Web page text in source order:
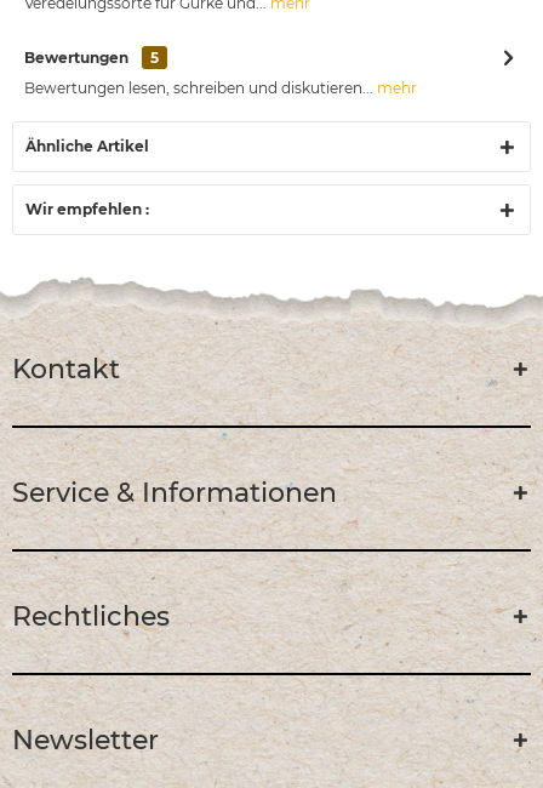
Bewertungen
5
Bewertungen lesen, schreiben und diskutieren... mehr
Ähnliche Artikel
Wir empfehlen :
Kontakt
Service & Informationen
Rechtliches
Newsletter